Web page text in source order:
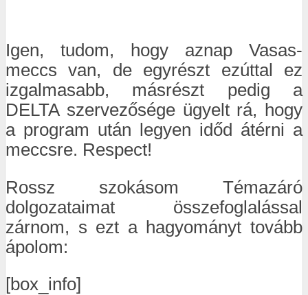
Igen, tudom, hogy aznap Vasas-
meccs van, de egyrészt ezúttal ez
izgalmasabb, másrészt pedig a
DELTA szervezősége ügyelt rá, hogy
a program után legyen időd átérni a
meccsre. Respect!
Rossz szokásom Témazáró
dolgozataimat összefoglalással
zárnom, s ezt a hagyományt tovább
ápolom:
[box_info]